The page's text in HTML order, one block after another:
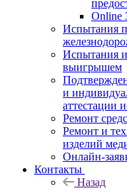
Online
Испытания
Испытания
выигрышем
и
аттестации
Ремонт
Ремонт и
изделий
Онлайн-
Контакты
Назад